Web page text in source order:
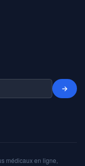
→
médicaux en ligne,